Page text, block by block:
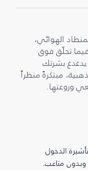
الهوائي،
تحلّق فوق
بشرتك
مبتكرةً منظراً
وروعتها.
الدخول
وبدون متاعب.